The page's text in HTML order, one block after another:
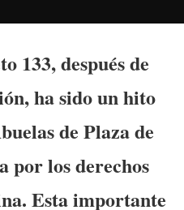
133, después de
ha sido un hito
de Plaza de
por los derechos
Esta importante